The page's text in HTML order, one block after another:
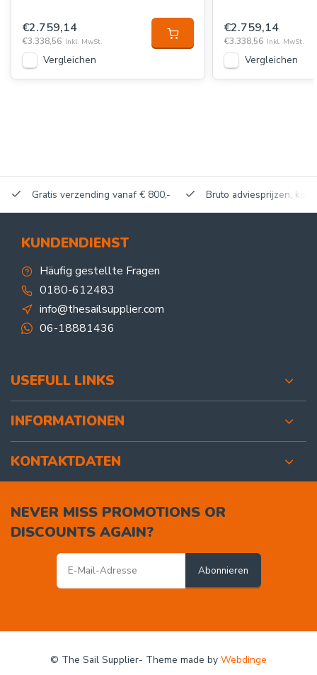
€2.759,14
€3.338,56 Inkl. MwSt.
Vergleichen
€2.759,14
€3.338,56 Inkl. MwSt.
Vergleichen
Gratis verzending vanaf € 800,- Bruto adviesprijzen,
KUNDENDIENST
Häufig gestellte Fragen
0180-612483
info@thesailsupplier.com
06-18881436
USEFULL LINKS
INFORMATIONEN
KONTAKTDATEN
NEVER MISS PROMOTIONS OR
DISCOUNTS AGAIN?
Abonnieren
© The Sail Supplier- Theme made by Webdinge